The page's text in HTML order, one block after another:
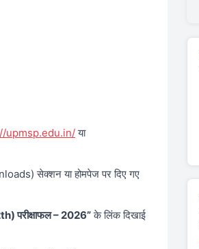
upmsp.edu.in/या
सेक्शन या होमपेज पर दिए गए
परीक्षाफल – 2026”के लिंक दिखाई